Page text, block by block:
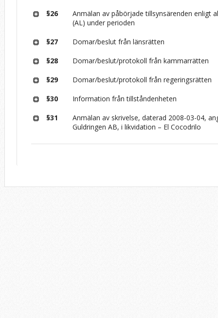
§26
Anmälan av påbörjade tillsynsärenden enligt
(AL) under perioden
§27 Domar/beslut från länsrätten
§28 Domar/beslut/protokoll från kammarrätten
§29 Domar/beslut/protokoll från regeringsrätten
§30 Information från tillståndenheten
§31
Anmälan av skrivelse, daterad 2008-03-04,
Guldringen AB, i likvidation – El Cocodrilo